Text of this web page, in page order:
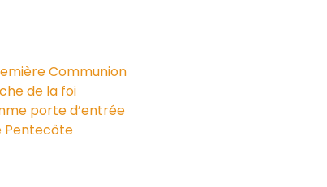
Communion
de la foi
porte d’entrée
Pentecôte